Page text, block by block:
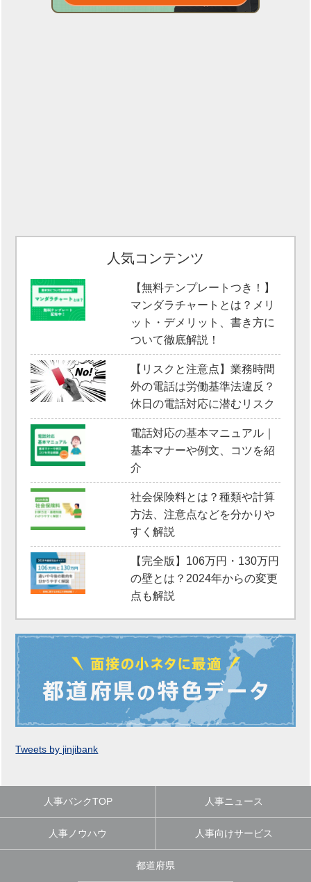
人気コンテンツ
【無料テンプレートつき！】
マンダラチャートとは？メリ
ット・デメリット、書き方に
ついて徹底解説！
【リスクと注意点】業務時間
外の電話は労働基準法違反？
休日の電話対応に潜むリスク
電話対応の基本マニュアル｜
基本マナーや例文、コツを紹
介
社会保険料とは？種類や計算
方法、注意点などを分かりや
すく解説
【完全版】106万円・130万円
の壁とは？2024年からの変更
点も解説
Tweets by jinjibank
人事バンクTOP 人事ニュース
人事ノウハウ 人事向けサービス
都道府県